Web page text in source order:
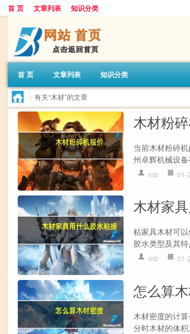
首 页 文章列表 知识分类
首 页 文章列表 知识分类
> 有关“木材”的文章
木材粉
当前木材粉碎
州卓辉机械设
mb 01-
木材家
粘家具木材可
胶水类型及其
mb 01-
怎么算
木材密度的计
分时木材的体